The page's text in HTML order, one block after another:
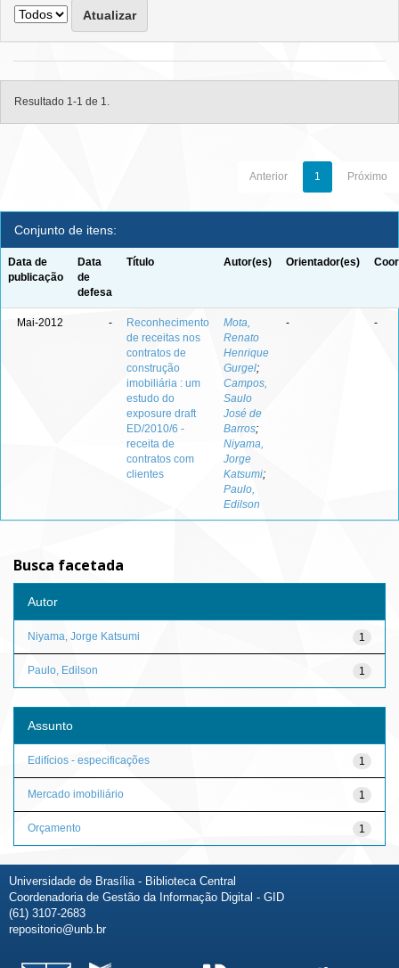
Resultado 1-1 de 1.
Anterior 1 Próximo
Conjunto de itens:
Data de
publicação
Data
de
defesa
Título Autor(es) Orientador(es)
Mai-2012 -
Reconhecimento
de receitas nos
contratos de
construção
imobiliária : um
estudo do
exposure draft
ED/2010/6 -
receita de
contratos com
clientes
Mota,
Renato
Henrique
Gurgel;
Campos,
Saulo
José de
Barros;
Niyama,
Jorge
Katsumi;
Paulo,
Edilson
- -
Busca facetada
Autor
1
Niyama, Jorge Katsumi
1
Paulo, Edilson
Assunto
1
Edifícios - especificações
1
Mercado imobiliário
1
Orçamento
Universidade de Brasília - Biblioteca Central
Coordenadoria de Gestão da Informação Digital - GID
(61) 3107-2683
repositorio@unb.br